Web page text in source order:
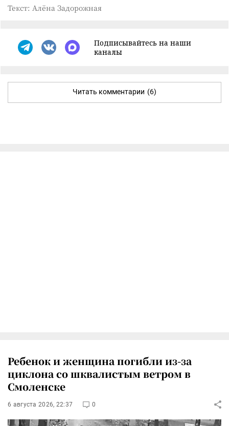
Текст: Алёна Задорожная
Подписывайтесь на наши
каналы
Читать комментарии (6)
Ребенок и женщина погибли из-за
циклона со шквалистым ветром в
Смоленске
6 августа 2026, 22:37 0